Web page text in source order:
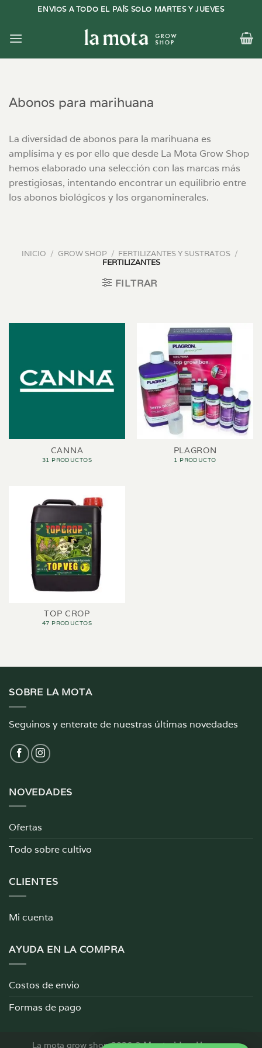
contenido
ENVIOS A TODO EL PAÍS SOLO MARTES Y JUEVES
Abonos para marihuana
La diversidad de abonos para la marihuana es
amplísima y es por ello que desde La Mota Grow Shop
hemos elaborado una selección con las marcas más
prestigiosas, intentando encontrar un equilibrio entre
los abonos biológicos y los organominerales.
INICIO / GROW SHOP / FERTILIZANTES Y SUSTRATOS /
FERTILIZANTES
FILTRAR
CANNA
31 PRODUCTOS
PLAGRON
1 PRODUCTO
TOP CROP
47 PRODUCTOS
SOBRE LA MOTA
Seguinos y enterate de nuestras últimas novedades
NOVEDADES
Ofertas
Todo sobre cultivo
CLIENTES
Mi cuenta
AYUDA EN LA COMPRA
Costos de envio
Formas de pago
La mota grow shop 2026 ©Montevideo, Uruguay